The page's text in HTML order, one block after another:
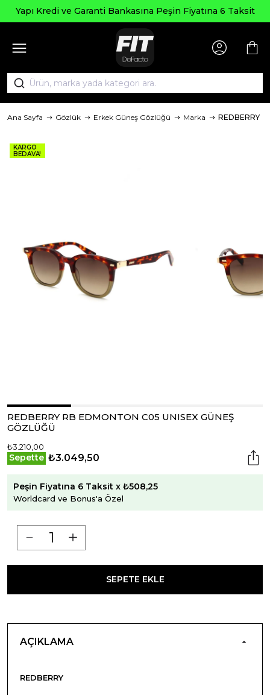
Yapı Kredi ve Garanti Bankasına Peşin Fiyatına 6 Taksit
Ana Sayfa Gözlük Erkek Güneş Gözlüğü Marka REDBERRY
KARGO
BEDAVA!
REDBERRY RB EDMONTON C05 UNISEX GÜNEŞ
GÖZLÜĞÜ
₺3.210,00
Sepette ₺3.049,50
Peşin Fiyatına 6 Taksit x ₺508,25
Worldcard ve Bonus'a Özel
SEPETE EKLE
AÇIKLAMA
REDBERRY